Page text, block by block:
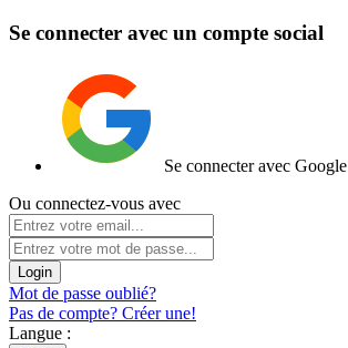
Se connecter avec un compte social
Se connecter avec Google
Ou connectez-vous avec
Login
Mot de passe oublié?
Pas de compte? Créer une!
Langue :